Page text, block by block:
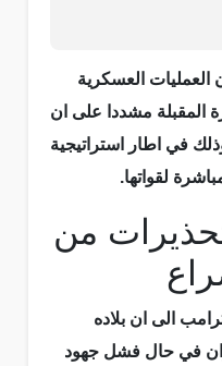
العسكرية
المقبلة مشددا على ان
في اطار استراتيجية
لقواتها.
من
الى ان بلاده
في حال فشل جهود